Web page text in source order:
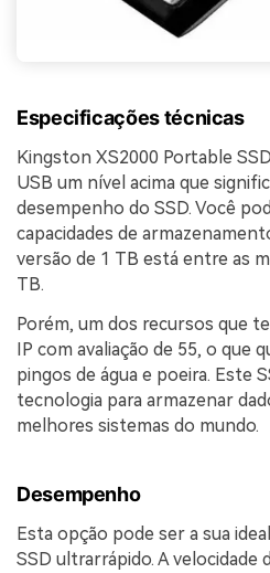
Especificações técnicas
Kingston XS2000 Portable
USB um nível acima que
desempenho do SSD. Você
capacidades de
versão de 1 TB está entre as
TB.
Porém, um dos recursos que
IP com avaliação de 55, o que
pingos de água e poeira. Este
tecnologia para armazenar
melhores sistemas do mundo.
Desempenho
Esta opção pode ser a sua
SSD ultrarrápido. A velocidade